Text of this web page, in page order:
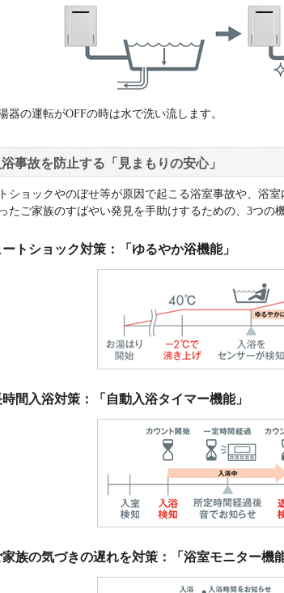
器の運転がOFFの時は水で洗い流します。
浴事故を防止する「見まもりの安心」
ショックやのぼせ等が原因で起こる浴室事故や、浴
たご家族のすばやい発見を手助けするための、3つの
ートショック対策：「ゆるやか浴機能」
間入浴対策：「自動入浴タイマー機能」
家族の気づきの遅れを対策：「浴室モニター機